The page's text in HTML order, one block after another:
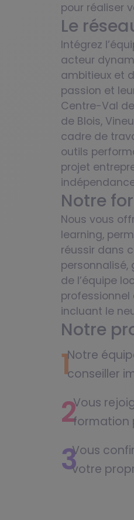
pour réaliser
Le
Intégrez
acteur
ambitieux et
passion et
Centre-Val
de Blois,
cadre de
outils
projet
Notre
Nous vous
learning,
réussir dans
de l’équipe
professionnel
incluant le
Notre
1Notre
conseiller
2Vous
formation
3Vous
votre